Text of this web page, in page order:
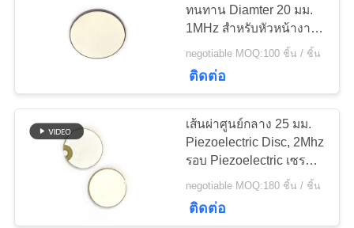
ใบ
เสนอ
เซ็นเซอร์ระดับอัลตรา
โซนิก
28
ทนทาน Diamter 20 มม.
1MHz สำหรับหัวหน้างาม
negotiable MOQ:100 ชิ้น / ชิ้น
ติดต่อ
เส้นผ่าศูนย์กลาง 25 มม.
Piezoelectric Disc, 2Mhz
รอบ Piezoelectric เซรา
มิกแผ่น
negotiable MOQ:180 ชิ้น / ชิ้น
ติดต่อ